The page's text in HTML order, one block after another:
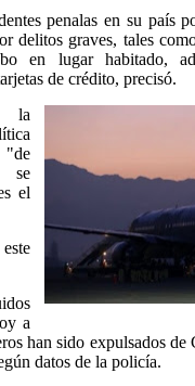
penalas en su país
delitos graves, tales
en lugar habitado,
de crédito, precisó.
la
"de
se
el
a
han sido expulsados de
datos de la policía.